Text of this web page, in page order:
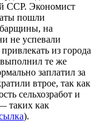
ССР. Экономист
пошли
барщины, на
не успевали
из города
те же
заплатил за
втрое, так как
сельхозработ и
таких как
).